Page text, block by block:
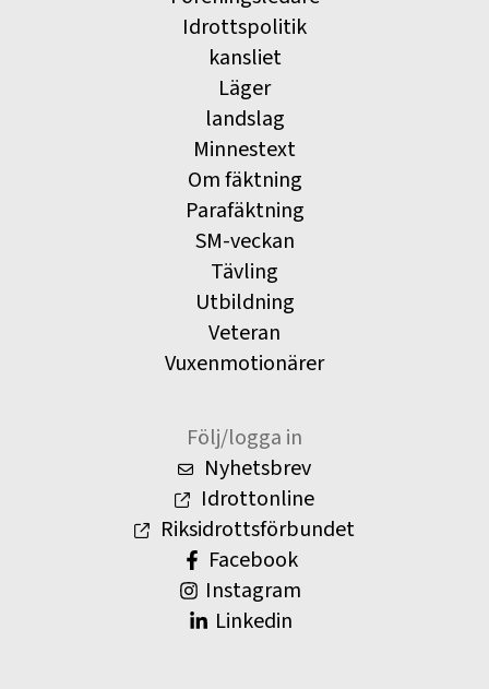
Idrottspolitik
kansliet
Läger
landslag
Minnestext
Om fäktning
Parafäktning
SM-veckan
Tävling
Utbildning
Veteran
Vuxenmotionärer
Följ/logga in
Nyhetsbrev
Idrottonline
Riksidrottsförbundet
Facebook
Instagram
Linkedin